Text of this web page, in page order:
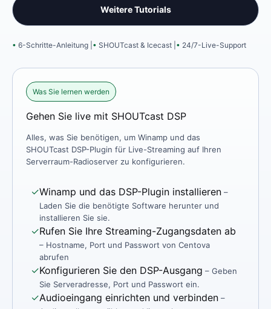
Weitere Tutorials
6-Schritte-Anleitung | SHOUTcast & Icecast | 24/7-Live-Support
Was Sie lernen werden
Gehen Sie live mit SHOUTcast DSP
Alles, was Sie benötigen, um Winamp und das
SHOUTcast DSP-Plugin für Live-Streaming auf Ihren
Serverraum-Radioserver zu konfigurieren.
✓Winamp und das DSP-Plugin installieren –
Laden Sie die benötigte Software herunter und
installieren Sie sie.
✓Rufen Sie Ihre Streaming-Zugangsdaten ab
– Hostname, Port und Passwort von Centova
abrufen
✓Konfigurieren Sie den DSP-Ausgang – Geben
Sie Serveradresse, Port und Passwort ein.
✓Audioeingang einrichten und verbinden –